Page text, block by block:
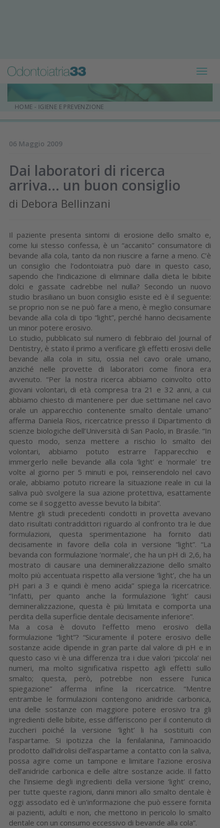
HOME - IGIENE E PREVENZIONE
06 Maggio 2009
Dai laboratori di ricerca
arriva… un buon consiglio
di Debora Bellinzani
Il paziente presenta sintomi di erosione dello smalto e,
come lui stesso confessa, è un “accanito” consumatore di
bevande alla cola, tanto da non riuscire a farne a meno. C’è
un consiglio che l’odontoiatra può dare in questo caso,
sapendo che l’indicazione di eliminare dalla dieta le bibite
dolci e gassate cadrebbe nel nulla? Secondo un nuovo
studio brasiliano un buon consiglio esiste ed è il seguente:
se proprio non se ne può fare a meno, è meglio consumare
bevande alla cola di tipo “light”, perché hanno decisamente
un minor potere erosivo.
Lo studio, pubblicato sul numero di febbraio del Journal of
Dentistry, è stato il primo a verificare gli effetti erosivi delle
bevande alla cola in situ, ossia nel cavo orale umano,
anziché nelle provette di laboratori come finora era
avvenuto. “Per la nostra ricerca abbiamo coinvolto otto
giovani volontari, di età compresa tra 21 e 32 anni, a cui
abbiamo chiesto di mantenere per due settimane nel cavo
orale un apparecchio contenente smalto dentale umano”
afferma Daniela Rios, ricercatrice presso il Dipartimento di
scienze biologiche dell’Università di San Paolo, in Brasile. “In
questo modo, senza mettere a rischio lo smalto dei
volontari, abbiamo potuto estrarre l’apparecchio e
immergerlo nelle bevande alla cola ‘light’ e ‘normale’ tre
volte al giorno per 5 minuti e poi, reinserendolo nel cavo
orale, abbiamo potuto ricreare la situazione reale in cui la
saliva può svolgere la sua azione protettiva, esattamente
come se il soggetto avesse bevuto la bibita”.
Mentre gli studi precedenti condotti in provetta avevano
dato risultati contraddittori riguardo al confronto tra le due
formulazioni, questa sperimentazione ha fornito dati
decisamente in favore della cola in versione “light”. “La
bevanda con formulazione ‘normale’, che ha un pH di 2,6, ha
mostrato di causare una demineralizzazione dello smalto
molto più accentuata rispetto alla versione ‘light’, che ha un
pH pari a 3 e quindi è meno acida” spiega la ricercatrice.
“Infatti, per quanto anche la formulazione ‘light’ causi
demineralizzazione, questa è più limitata e comporta una
perdita della superficie dentale decisamente inferiore”.
Ma a cosa è dovuto l’effetto meno erosivo della
formulazione “light”? “Sicuramente il potere erosivo delle
sostanze acide dipende in gran parte dal valore di pH e in
questo caso vi è una differenza tra i due valori ‘piccola’ nei
numeri, ma molto significativa rispetto agli effetti sullo
smalto; questa, però, potrebbe non essere l’unica
spiegazione” afferma infine la ricercatrice. “Mentre
entrambe le formulazioni contengono anidride carbonica,
una delle sostanze con maggiore potere erosivo tra gli
ingredienti delle bibite, esse differiscono per il contenuto di
zuccheri poiché la versione ‘light’ li ha sostituiti con
l’aspartame. Si ipotizza che la fenilalanina, l’aminoacido
prodotto dall’idrolisi dell’aspartame a contatto con la saliva,
possa agire come un tampone e limitare l’azione erosiva
dell’anidride carbonica e delle altre sostanze acide. Il fatto
che l’insieme degli ingredienti della versione ‘light’ creino,
per tutte queste ragioni, danni minori allo smalto dentale è
oggi assodato ed è un’informazione che può essere fornita
ai pazienti, adulti e non, che mettono in pericolo lo smalto
dentale con un consumo eccessivo di bevande alla cola”.